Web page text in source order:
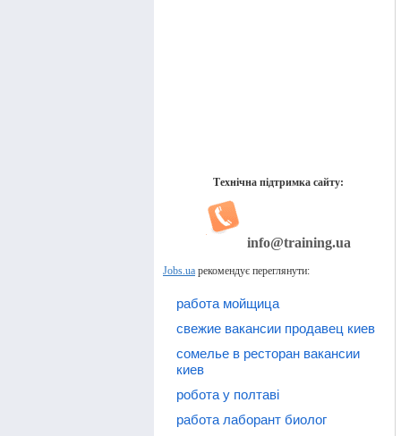
Технічна підтримка сайту:
info@training.ua
Jobs.ua рекомендує переглянути:
работа мойщица
свежие вакансии продавец киев
сомелье в ресторан вакансии
киев
робота у полтаві
работа лаборант биолог